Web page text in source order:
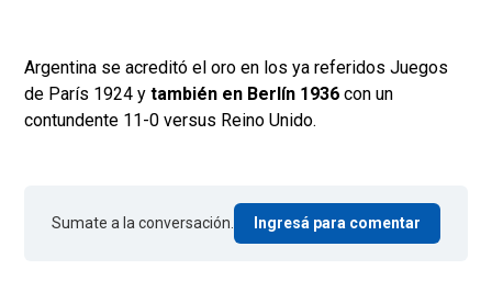
Argentina se acreditó el oro en los ya referidos Juegos
de París 1924 y también en Berlín 1936 con un
contundente 11-0 versus Reino Unido.
Sumate a la conversación. Ingresá para comentar